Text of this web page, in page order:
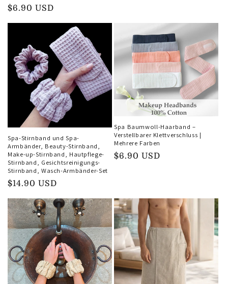
Normaler
$6.90 USD
Spa-Stirnband und Spa-
Armbänder, Beauty-Stirnband,
Make-up-Stirnband, Hautpflege-
Stirnband, Gesichtsreinigungs-
Stirnband, Wasch-Armbänder-Set
Normaler
$14.90 USD
Spa Baumwoll-Haarband –
Verstellbarer Klettverschluss |
Mehrere Farben
Normaler
$6.90 USD